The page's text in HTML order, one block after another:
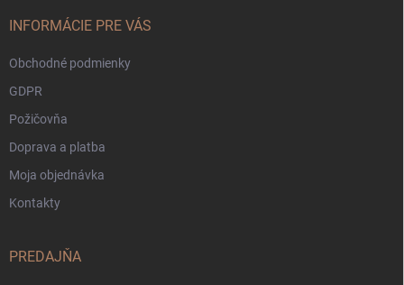
INFORMÁCIE PRE VÁS
Obchodné podmienky
GDPR
Požičovňa
Doprava a platba
Moja objednávka
Kontakty
PREDAJŇA